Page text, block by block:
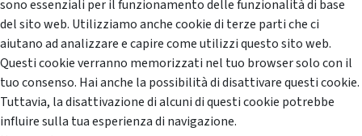
sono essenziali per il funzionamento delle funzionalità di base
del sito web. Utilizziamo anche cookie di terze parti che ci
aiutano ad analizzare e capire come utilizzi questo sito web.
Questi cookie verranno memorizzati nel tuo browser solo con il
tuo consenso. Hai anche la possibilità di disattivare questi cookie.
Tuttavia, la disattivazione di alcuni di questi cookie potrebbe
influire sulla tua esperienza di navigazione.